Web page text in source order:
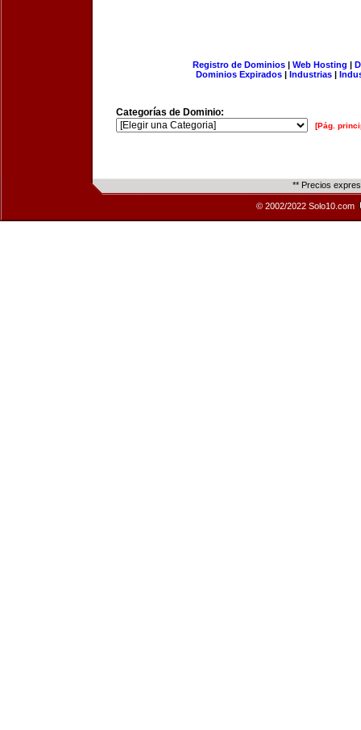
Registro de Dominios| Web Hosting |
Dominios Expirados | Industrias |
Categorías de Dominio:
[Pág.
** Precios
© 2002/2022 Solo10.com